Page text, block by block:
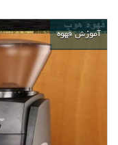
آموزش قهوه